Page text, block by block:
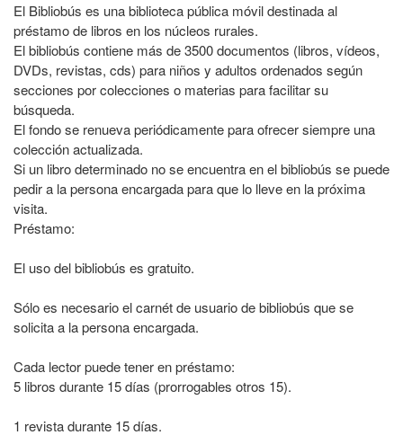
El Bibliobús es una biblioteca pública móvil destinada al
préstamo de libros en los núcleos rurales.
El bibliobús contiene más de 3500 documentos (libros, vídeos,
DVDs, revistas, cds) para niños y adultos ordenados según
secciones por colecciones o materias para facilitar su
búsqueda.
El fondo se renueva periódicamente para ofrecer siempre una
colección actualizada.
Si un libro determinado no se encuentra en el bibliobús se puede
pedir a la persona encargada para que lo lleve en la próxima
visita.
Préstamo:
El uso del bibliobús es gratuito.
Sólo es necesario el carnét de usuario de bibliobús que se
solicita a la persona encargada.
Cada lector puede tener en préstamo:
5 libros durante 15 días (prorrogables otros 15).
1 revista durante 15 días.